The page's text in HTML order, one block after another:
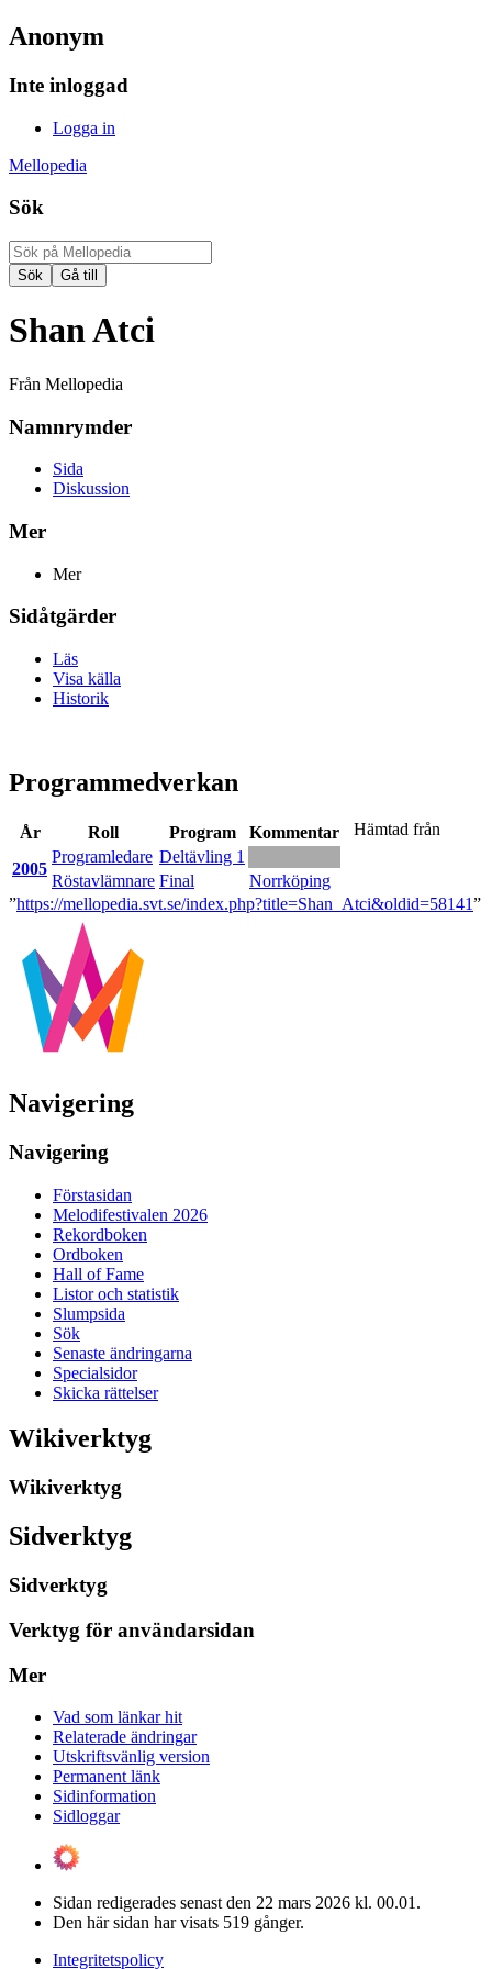
Anonym
Inte inloggad
Logga in
Mellopedia
Sök
Shan Atci
Från Mellopedia
Namnrymder
Sida
Diskussion
Mer
Mer
Sidåtgärder
Läs
Visa källa
Historik
Programmedverkan
År Roll Program
Kommentar
2005
Programledare Deltävling 1
Röstavlämnare Final Norrköping
Hämtad från
”https://mellopedia.svt.se/index.php?title=Shan_Atci&oldid=58141”
Navigering
Navigering
Förstasidan
Melodifestivalen 2026
Rekordboken
Ordboken
Hall of Fame
Listor och statistik
Slumpsida
Sök
Senaste ändringarna
Specialsidor
Skicka rättelser
Wikiverktyg
Wikiverktyg
Sidverktyg
Sidverktyg
Verktyg för användarsidan
Mer
Vad som länkar hit
Relaterade ändringar
Utskriftsvänlig version
Permanent länk
Sidinformation
Sidloggar
Sidan redigerades senast den 22 mars 2026 kl. 00.01.
Den här sidan har visats 519 gånger.
Integritetspolicy